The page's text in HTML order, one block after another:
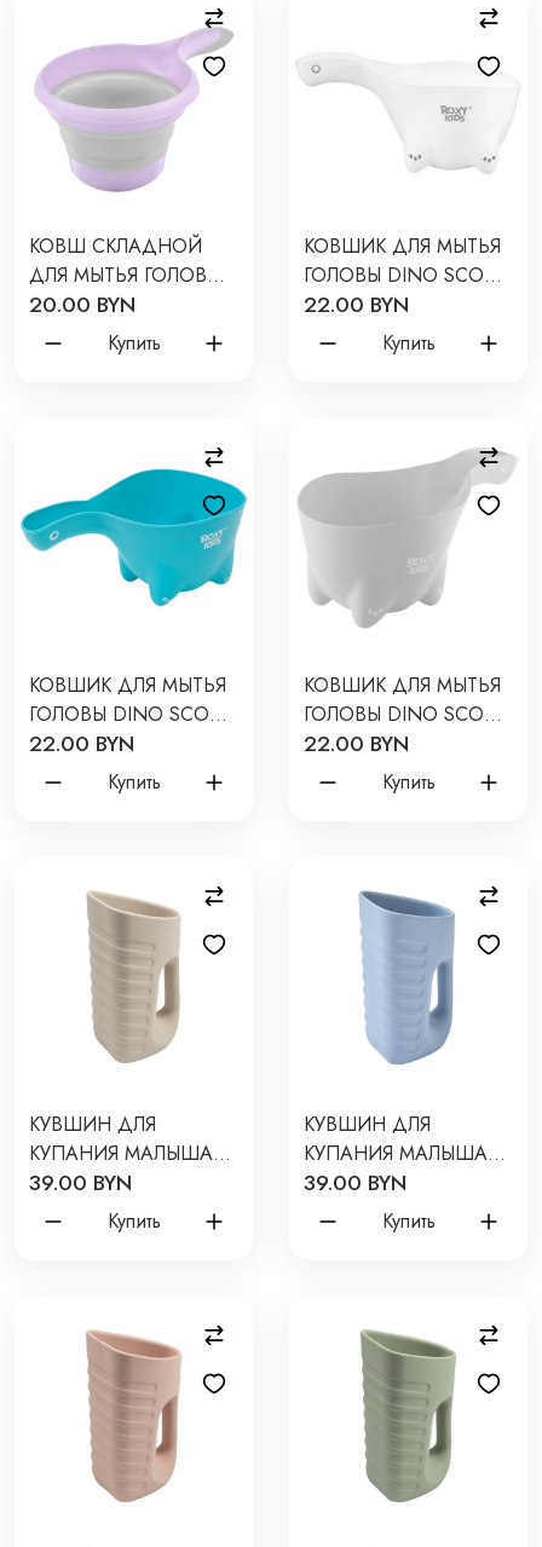
КОВШ СКЛАДНОЙ
ДЛЯ МЫТЬЯ ГОЛОВЫ
И КУПАНИЯ ЦВЕТ:
СИРЕНЕВО-СЕРЫЙ
RLDL-001-V
20.00 BYN
Купить
КОВШИК ДЛЯ МЫТЬЯ
ГОЛОВЫ DINO SCOOP
ЦВЕТ: БЕЛЫЙ RBS-
22.00 BYN
Купить
КОВШИК ДЛЯ МЫТЬЯ
ГОЛОВЫ DINO SCOOP
ЦВЕТ: МЯТНЫЙ RBS-
22.00 BYN
Купить
КОВШИК ДЛЯ МЫТЬЯ
ГОЛОВЫ DINO SCOOP
ЦВЕТ: СЕРЫЙ RBS-
22.00 BYN
Купить
КУВШИН ДЛЯ
КУПАНИЯ МАЛЫША
EDDA ЦВЕТ: ЛЕН SCE-
39.00 BYN
Купить
КУВШИН ДЛЯ
КУПАНИЯ МАЛЫША
EDDA ЦВЕТ: НЕБО
SCE-01005
39.00 BYN
Купить